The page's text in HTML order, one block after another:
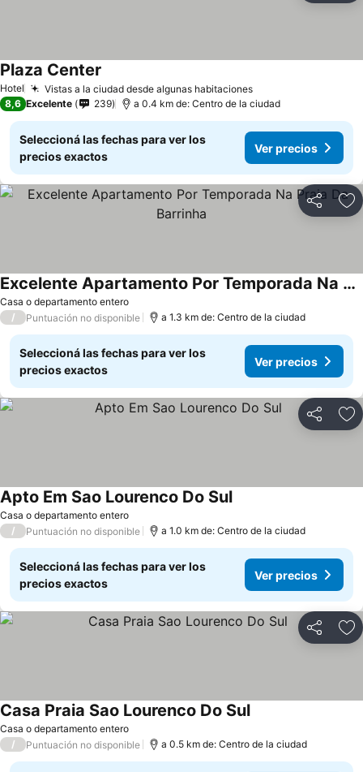
Hotel Vistas a la ciudad desde algunas habitaciones
Plaza Center
8,6 Excelente 239 a 0.4 km de: Centro de la ciudad
Seleccioná las fechas para ver los
precios exactos
Ver precios
Compartir
Casa o departamento entero
Excelente Apartamento Por Temporada Na Praia Da Barrinha
/ Puntuación no disponible a 1.3 km de: Centro de la ciudad
Seleccioná las fechas para ver los
precios exactos
Ver precios
Compartir
Casa o departamento entero
Apto Em Sao Lourenco Do Sul
/ Puntuación no disponible a 1.0 km de: Centro de la ciudad
Seleccioná las fechas para ver los
precios exactos
Ver precios
Compartir
Casa o departamento entero
Casa Praia Sao Lourenco Do Sul
/ Puntuación no disponible a 0.5 km de: Centro de la ciudad